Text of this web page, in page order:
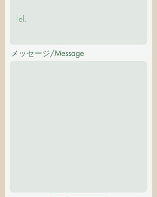
メッセージ/Message